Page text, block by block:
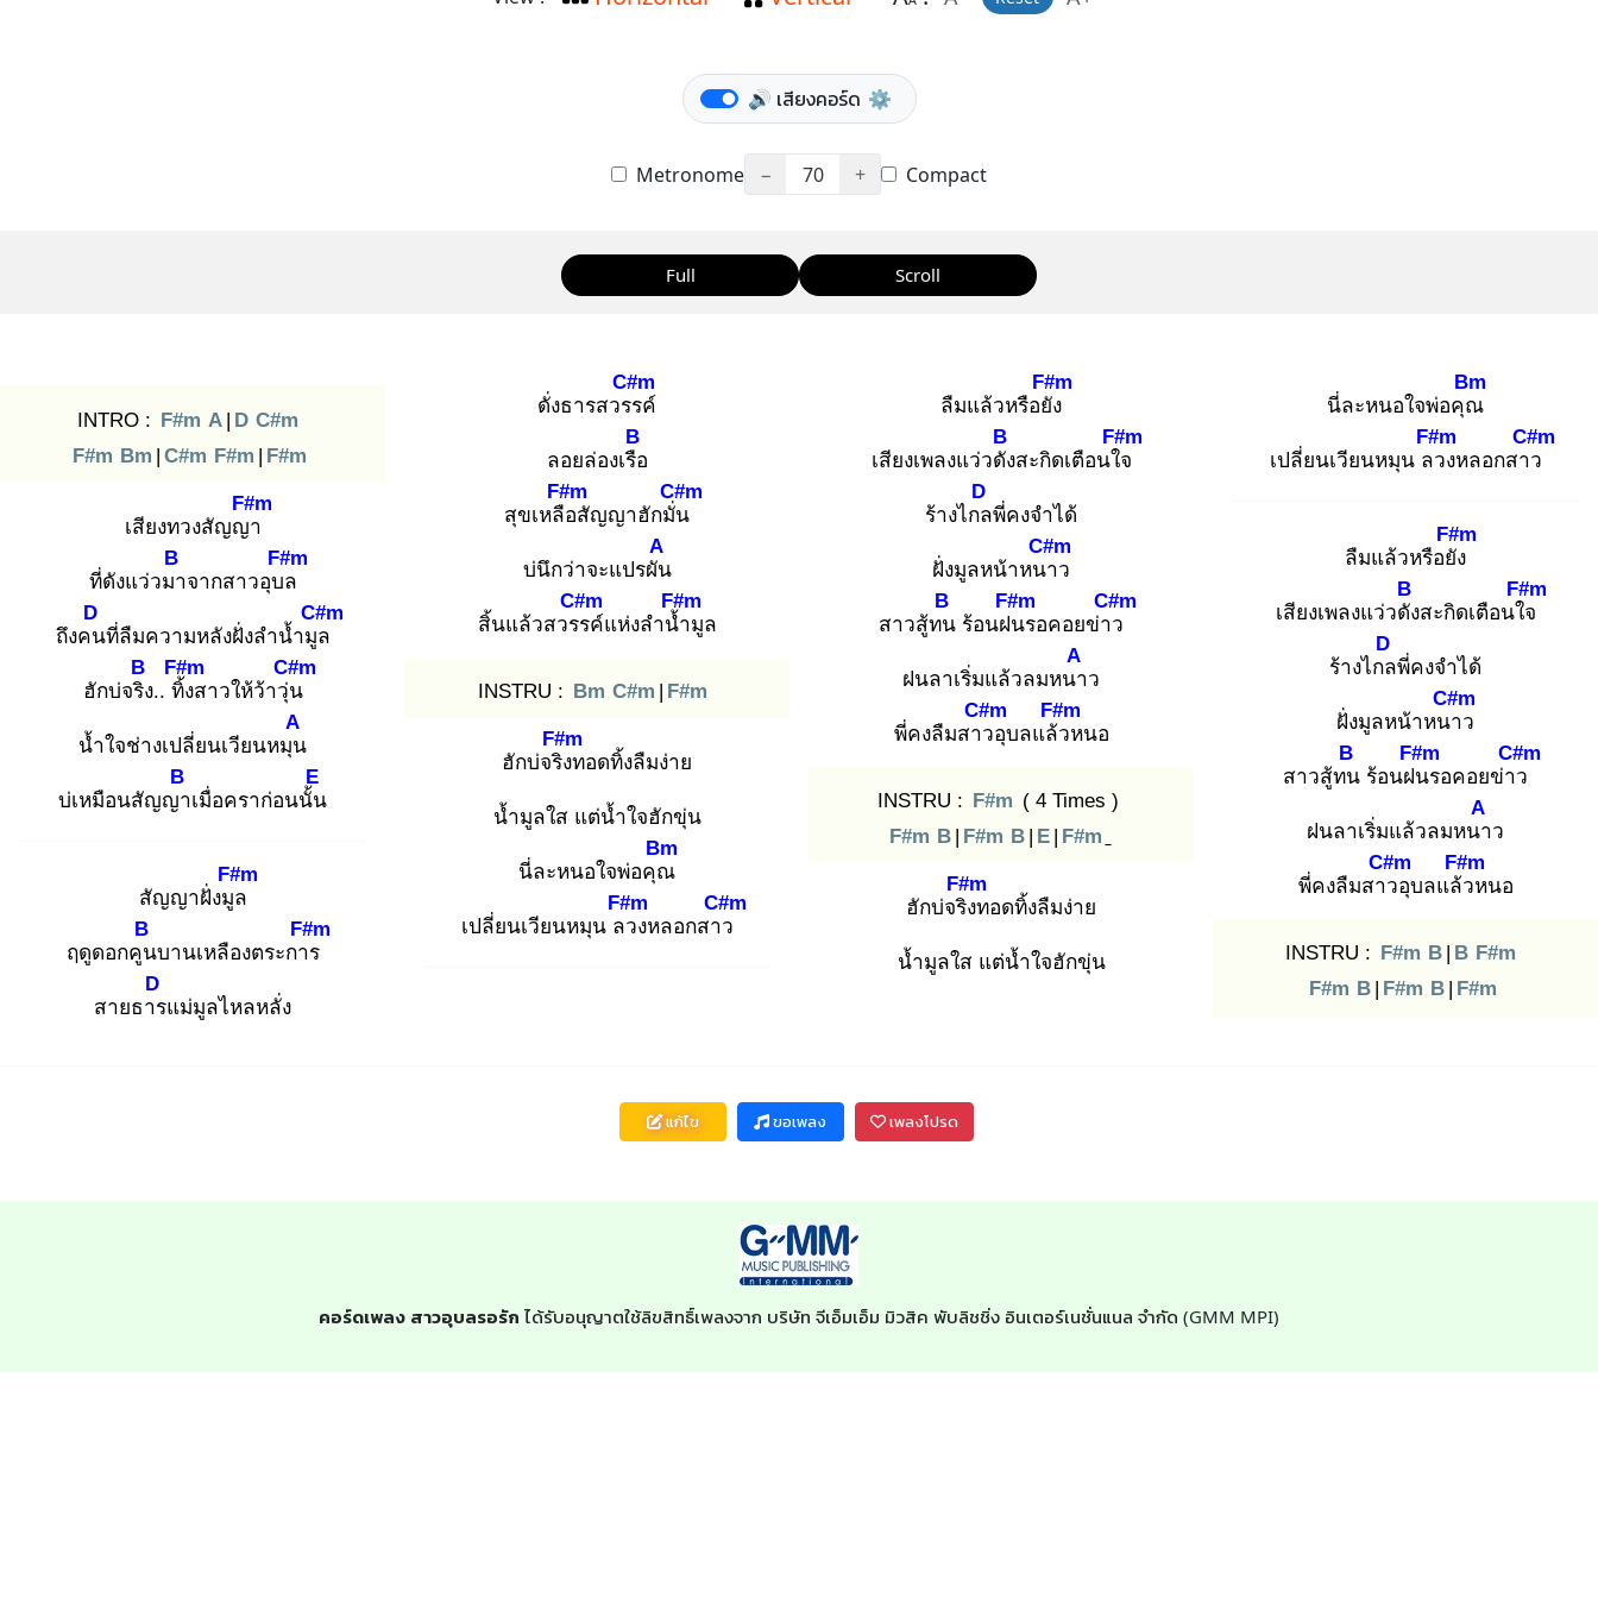
🔊 เสียงคอร์ด ⚙️
Metronome − 70 + Compact
Full Scroll
INTRO : F#m A | D C#m
F#m Bm | C#m F#m | F#m
เสียงทวงสัญญา
F#m
ที่ดังแว่วมา
B
จากสาวอุบล
F#m
ถึงคน
D
ที่ลืมความหลังฝั่งลำน้ำมูล
C#m
ฮักบ่จริง
B
.. ทิ้ง
F#m
สาวให้ว้าวุ่น
C#m
น้ำใจช่างเปลี่ยนเวียนหมุน
A
บ่เหมือนสัญญา
B
เมื่อคราก่อนนั้น
E
สัญญาฝั่งมูล
F#m
ฤดูดอกคูน
B
บานเหลืองตระการ
F#m
สายธาร
D
แม่มูลไหลหลั่ง
ดั่งธารสวรร
C#m
ค์
ลอยล่องเรือ
B
สุขเหลือ
F#m
สัญญาฮักมั่น
C#m
บ่นึกว่าจะแปรผัน
A
สิ้นแล้วสวรร
C#m
ค์แห่งลำน้ำ
F#m
มูล
INSTRU : Bm C#m | F#m
ฮักบ่จริง
F#m
ทอดทิ้งลืมง่าย
น้ำมูลใส แต่น้ำใจฮักขุ่น
นี่ละหนอใจพ่อคุณ
Bm
เปลี่ยนเวียนหมุน ลว
F#m
งหลอกสาว
C#m
ลืมแล้วหรือยัง
F#m
เสียงเพลงแว่วดัง
B
สะกิดเตือนใจ
F#m
ร้างไกล
D
พี่คงจำได้
ฝั่งมูลหน้าหนา
C#m
ว
สาวสู้ทน
B
ร้อนฝน
F#m
รอคอยข่าว
C#m
ฝนลาเริ่มแล้วลมหนา
A
ว
พี่คงลืมสาว
C#m
อุบลแล้ว
F#m
หนอ
INSTRU : F#m ( 4 Times )
F#m B | F#m B | E | F#m
ฮักบ่จริง
F#m
ทอดทิ้งลืมง่าย
น้ำมูลใส แต่น้ำใจฮักขุ่น
นี่ละหนอใจพ่อคุณ
Bm
เปลี่ยนเวียนหมุน ลว
F#m
งหลอกสาว
C#m
ลืมแล้วหรือยัง
F#m
เสียงเพลงแว่วดัง
B
สะกิดเตือนใจ
F#m
ร้างไกล
D
พี่คงจำได้
ฝั่งมูลหน้าหนา
C#m
ว
สาวสู้ทน
B
ร้อนฝน
F#m
รอคอยข่าว
C#m
ฝนลาเริ่มแล้วลมหนา
A
ว
พี่คงลืมสาว
C#m
อุบลแล้ว
F#m
หนอ
INSTRU : F#m B | B F#m
F#m B | F#m B | F#m
แก้ไข ขอเพลง เพลงโปรด
คอร์ดเพลง สาวอุบลรอรัก ได้รับอนุญาตใช้ลิขสิทธิ์เพลงจาก บริษัท จีเอ็มเอ็ม มิวสิค พับลิชชิ่ง อินเตอร์เนชั่นแนล จำกัด (GMM MPI)